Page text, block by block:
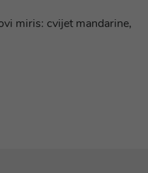
miris: cvijet mandarine,